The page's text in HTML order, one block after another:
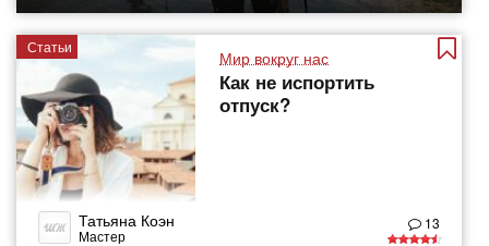
Статьи
Мир вокруг нас
Как не испортить
отпуск?
Татьяна Коэн
Мастер
13